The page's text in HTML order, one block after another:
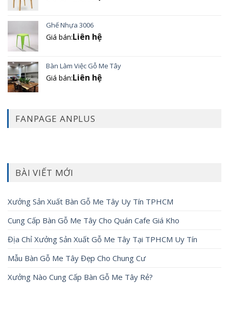
Ghế Nhựa 3006
Giá bán:Liên hệ
Bàn Làm Việc Gỗ Me Tây
Giá bán:Liên hệ
FANPAGE ANPLUS
BÀI VIẾT MỚI
Xưởng Sản Xuất Bàn Gỗ Me Tây Uy Tín TPHCM
Cung Cấp Bàn Gỗ Me Tây Cho Quán Cafe Giá Kho
Địa Chỉ Xưởng Sản Xuất Gỗ Me Tây Tại TPHCM Uy Tín
Mẫu Bàn Gỗ Me Tây Đẹp Cho Chung Cư
Xưởng Nào Cung Cấp Bàn Gỗ Me Tây Rẻ?